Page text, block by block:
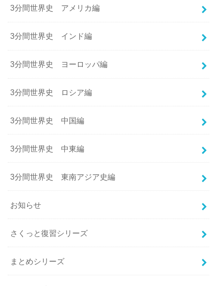
3分間世界史 アメリカ編
3分間世界史 インド編
3分間世界史 ヨーロッパ編
3分間世界史 ロシア編
3分間世界史 中国編
3分間世界史 中東編
3分間世界史 東南アジア史編
お知らせ
さくっと復習シリーズ
まとめシリーズ